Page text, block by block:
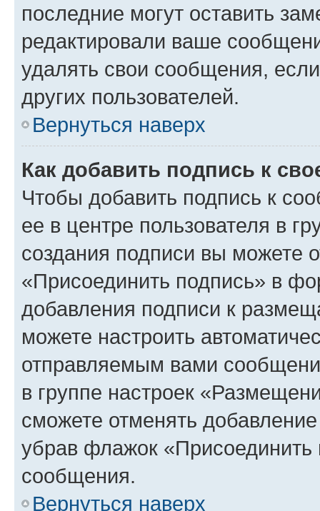
последние могут оставить
редактировали ваше
удалять свои сообщения,
других пользователей.
Вернуться наверх
Как добавить подпись к
Чтобы добавить подпись к
ее в центре пользователя в
создания подписи вы можете
«Присоединить подпись» в
добавления подписи к
можете настроить
отправляемым вами
в группе настроек
сможете отменять
убрав флажок
сообщения.
Вернуться наверх